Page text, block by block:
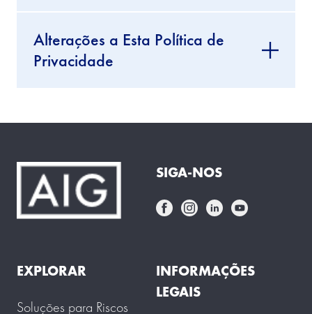
Alterações a Esta Política de
Privacidade
SIGA-NOS
EXPLORAR
Soluções para Riscos
INFORMAÇÕES
LEGAIS